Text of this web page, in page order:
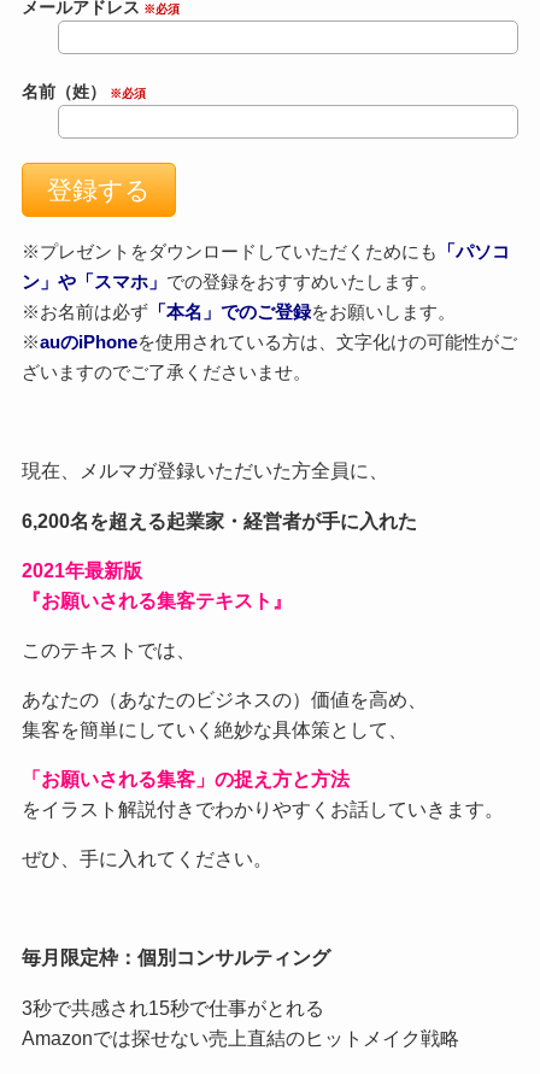
メールアドレス ※必須
名前（姓） ※必須
※プレゼントをダウンロードしていただくためにも
「パソコ
ン」や「スマホ」 での登録をおすすめいたします。
※お名前は必ず「本名」でのご登録をお願いします。
※auのiPhoneを使用されている方は、文字化けの可能性がご
ざいますのでご了承くださいませ。
現在、メルマガ登録いただいた方全員に、
6,200名を超える起業家・経営者が手に入れた
2021年最新版
『お願いされる集客テキスト』
このテキストでは、
あなたの（あなたのビジネスの）価値を高め、
集客を簡単にしていく絶妙な具体策として、
「お願いされる集客」の捉え方と方法
をイラスト解説付きでわかりやすくお話していきます。
ぜひ、手に入れてください。
毎月限定枠：個別コンサルティング
3秒で共感され15秒で仕事がとれる
Amazonでは探せない売上直結のヒットメイク戦略